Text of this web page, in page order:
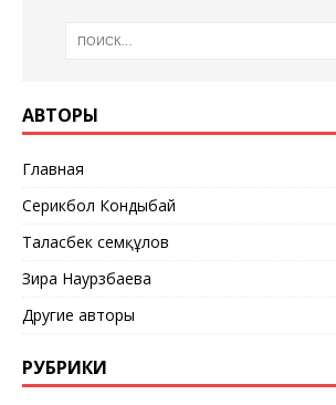
АВТОРЫ
Главная
Серикбол Кондыбай
Таласбек Әсемқұлов
Зира Наурзбаева
Другие авторы
РУБРИКИ